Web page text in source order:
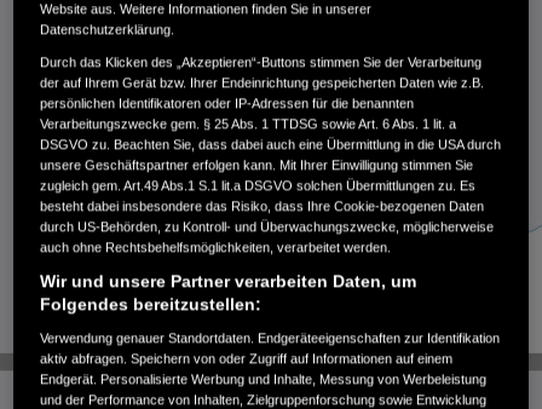
Website aus. Weitere Informationen finden Sie in unserer
Datenschutzerklärung.
Durch das Klicken des „Akzeptieren“-Buttons stimmen Sie der Verarbeitung
der auf Ihrem Gerät bzw. Ihrer Endeinrichtung gespeicherten Daten wie z.B.
persönlichen Identifikatoren oder IP-Adressen für die benannten
Verarbeitungszwecke gem. § 25 Abs. 1 TTDSG sowie Art. 6 Abs. 1 lit. a
DSGVO zu. Beachten Sie, dass dabei auch eine Übermittlung in die USA durch
unsere Geschäftspartner erfolgen kann. Mit Ihrer Einwilligung stimmen Sie
zugleich gem. Art.49 Abs.1 S.1 lit.a DSGVO solchen Übermittlungen zu. Es
besteht dabei insbesondere das Risiko, dass Ihre Cookie-bezogenen Daten
durch US-Behörden, zu Kontroll- und Überwachungszwecke, möglicherweise
auch ohne Rechtsbehelfsmöglichkeiten, verarbeitet werden.
Wir und unsere Partner verarbeiten Daten, um
Folgendes bereitzustellen:
Verwendung genauer Standortdaten. Endgeräteeigenschaften zur Identifikation
aktiv abfragen. Speichern von oder Zugriff auf Informationen auf einem
Endgerät. Personalisierte Werbung und Inhalte, Messung von Werbeleistung
und der Performance von Inhalten, Zielgruppenforschung sowie Entwicklung